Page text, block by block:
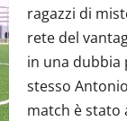
ragazzi di
rete del
in una dubbia
stesso
match è stato